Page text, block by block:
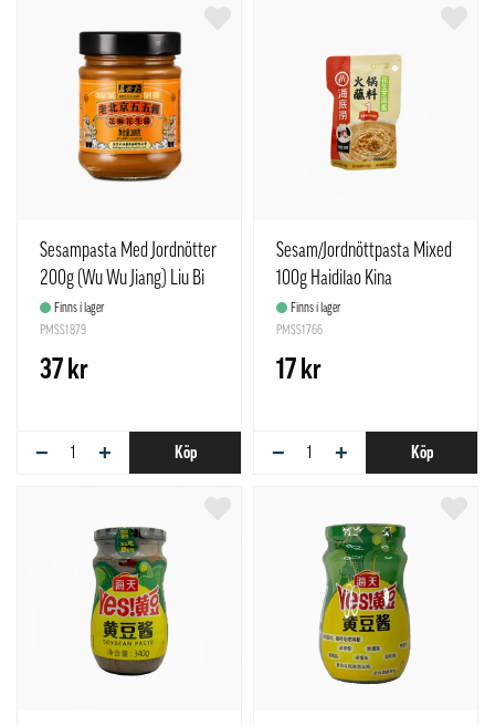
Sesampasta Med Jordnötter
200g (Wu Wu Jiang) Liu Bi
Ju KinaFinns i lager
PMSS1879
37 kr
− + Köp
Sesam/Jordnöttpasta Mixed
100g Haidilao Kina
Finns i lager
PMSS1766
17 kr
− + Köp